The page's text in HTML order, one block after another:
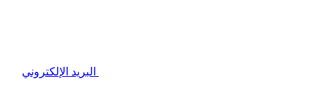
البريد الإلكتروني